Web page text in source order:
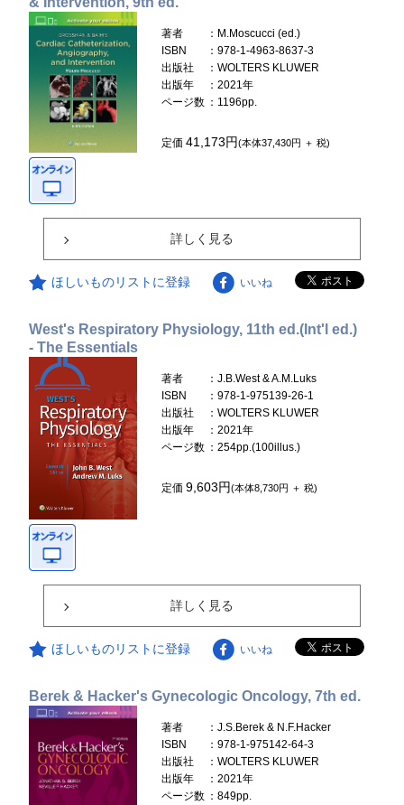
著者
：M.Moscucci (ed.)
ISBN
：978-1-4963-8637-3
出版社
：WOLTERS KLUWER
出版年
：2021年
ページ数 ：1196pp.
定価41,173円(本体37,430円 ＋ 税)
詳しく見る
ほしいものリストに登録 いいね
West's Respiratory Physiology, 11th ed.(Int'l ed.)
- The Essentials
著者
：J.B.West & A.M.Luks
ISBN
：978-1-975139-26-1
出版社
：WOLTERS KLUWER
出版年
：2021年
ページ数 ：254pp.(100illus.)
定価9,603円(本体8,730円 ＋ 税)
詳しく見る
ほしいものリストに登録 いいね
Berek & Hacker's Gynecologic Oncology, 7th ed.
著者
：J.S.Berek & N.F.Hacker
ISBN
：978-1-975142-64-3
出版社
：WOLTERS KLUWER
出版年
：2021年
ページ数 ：849pp.